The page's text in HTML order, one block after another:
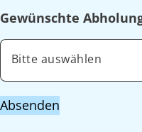
Gewünschte
Bitte auswählen
Absenden